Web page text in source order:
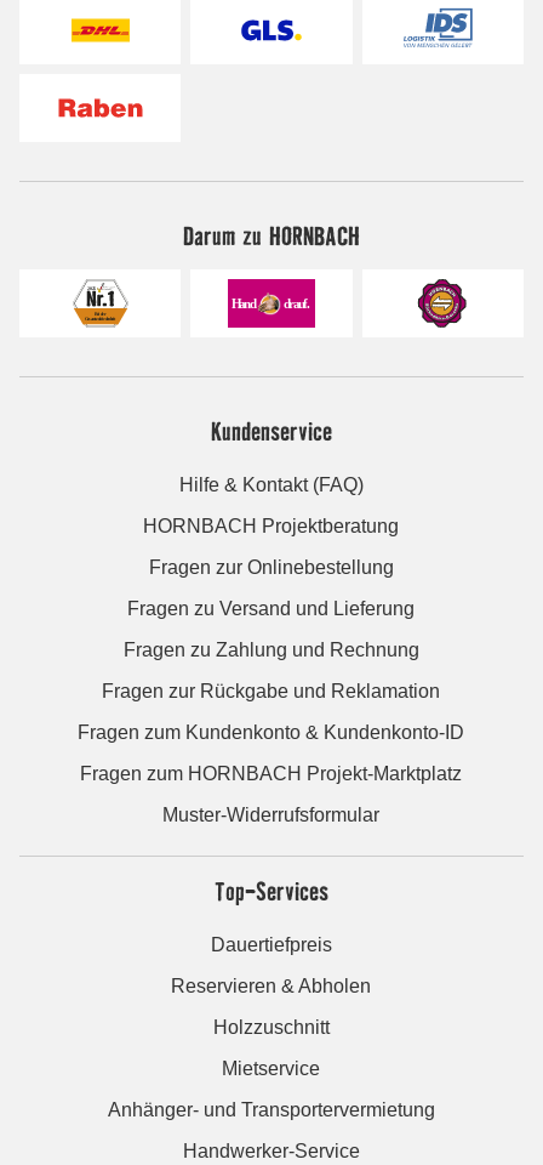
Darum zu HORNBACH
Kundenservice
Hilfe & Kontakt (FAQ)
HORNBACH Projektberatung
Fragen zur Onlinebestellung
Fragen zu Versand und Lieferung
Fragen zu Zahlung und Rechnung
Fragen zur Rückgabe und Reklamation
Fragen zum Kundenkonto & Kundenkonto-ID
Fragen zum HORNBACH Projekt-Marktplatz
Muster-Widerrufsformular
Top-Services
Dauertiefpreis
Reservieren & Abholen
Holzzuschnitt
Mietservice
Anhänger- und Transportervermietung
Handwerker-Service